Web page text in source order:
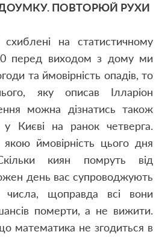
ПОВТОРЮЙ РУХИ
на статистичному
перед виходом з дому ми
та ймовірність опадів, то
яку описав Ілларіон
можна дізнатись також
у Києві на ранок четверга.
ймовірність цього дня
киян помруть від
день вас супроводжують
числа, щоправда всі вони
померти, а не вижити.
математика не згодиться в